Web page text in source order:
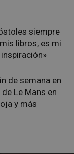
siempre
libros, es mi
de semana en
Le Mans en
y más
Inc.
29 minutos
58